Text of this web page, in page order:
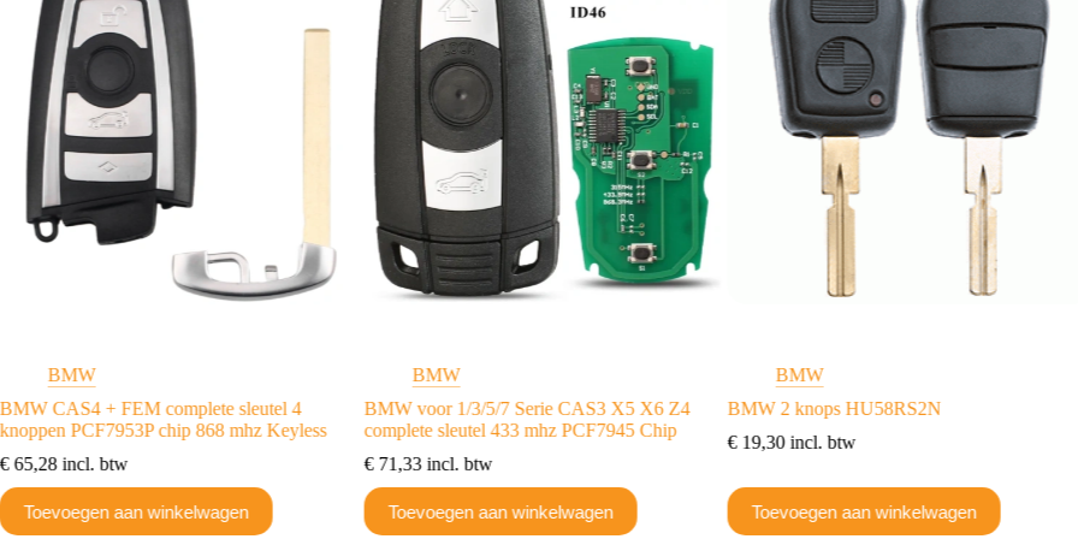
BMW
BMW CAS4 + FEM complete sleutel 4
knoppen PCF7953P chip 868 mhz Keyless
€65,28 incl. btw
Toevoegen aan winkelwagen
BMW
BMW voor 1/3/5/7 Serie CAS3 X5 X6 Z4
complete sleutel 433 mhz PCF7945 Chip
€71,33incl. btw
Toevoegen aan winkelwagen
BMW
BMW 2 knops HU58RS2N
€19,30incl. btw
Toevoegen aan winkelwagen